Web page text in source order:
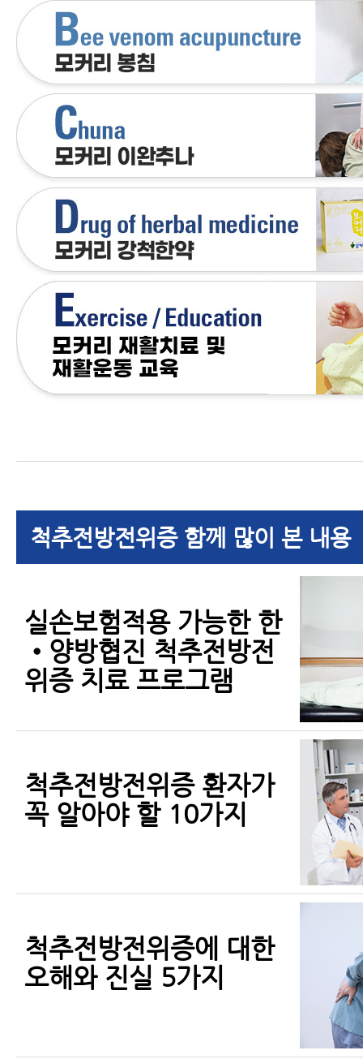
척추전방전위증 함께 많이 본 내용
실손보험적용 가능한 한
•양방협진 척추전방전
위증 치료 프로그램
척추전방전위증 환자가
꼭 알아야 할 10가지
척추전방전위증에 대한
오해와 진실 5가지